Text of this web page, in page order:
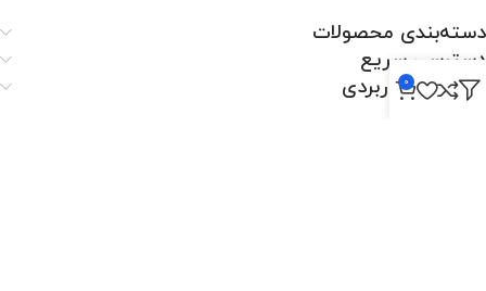
دسته‌بندی محصولات
دسترسی سریع
لینک‌های کاربردی
0